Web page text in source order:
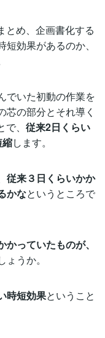
とめ、企画書化する
効果があるのか、
でいた初動の作業を
芯の部分とそれ導く
、 従来2日くらい
します。
従来３日くらいかか
かなというところで
っていたものが、
ょうか。
時短効果ということ